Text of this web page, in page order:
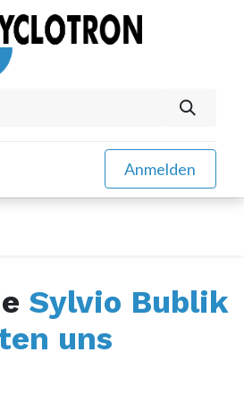
Anmelden
Sylvio Bublik
uns